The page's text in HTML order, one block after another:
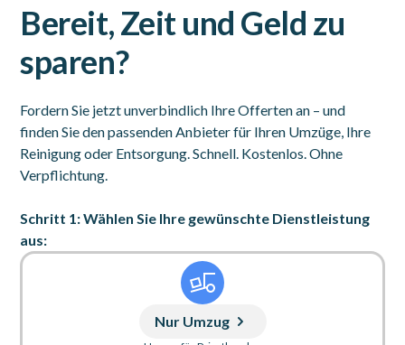
Bereit, Zeit und Geld zu
sparen?
Fordern Sie jetzt unverbindlich Ihre Offerten an – und
finden Sie den passenden Anbieter für Ihren Umzüge, Ihre
Reinigung oder Entsorgung. Schnell. Kostenlos. Ohne
Verpflichtung.
Schritt 1: Wählen Sie Ihre gewünschte Dienstleistung
aus:
Nur Umzug